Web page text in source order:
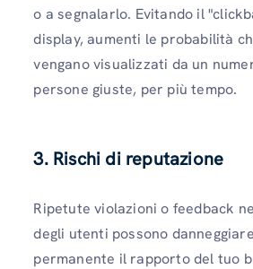
o a segnalarlo. Evitando il
display, aumenti le probabilità
vengano visualizzati da un
persone giuste, per più tempo.
3. Rischi di reputazione
Ripetute violazioni o feedback
degli utenti possono
permanente il rapporto del tuo